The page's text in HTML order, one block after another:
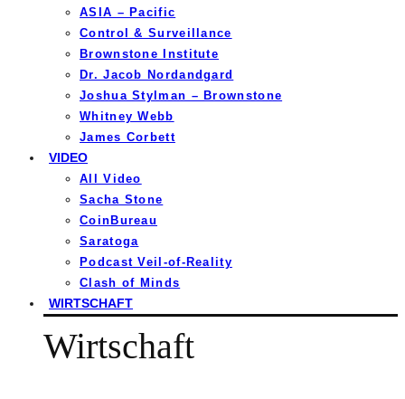
ASIA – Pacific
Control & Surveillance
Brownstone Institute
Dr. Jacob Nordandgard
Joshua Stylman – Brownstone
Whitney Webb
James Corbett
VIDEO
All Video
Sacha Stone
CoinBureau
Saratoga
Podcast Veil-of-Reality
Clash of Minds
WIRTSCHAFT
Wirtschaft